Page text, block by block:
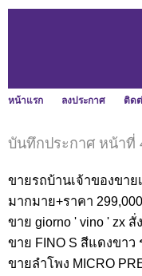
หน้าแรก ลงประกาศ ติด
บันทึกประกาศ หน้าที่
ขายรถบ้านเจ้าของ
มากมาย+ราคา
ขาย giorno ' vino ' zx
ขาย FINO S สีแดงขา
ขายลำโพง MICRO